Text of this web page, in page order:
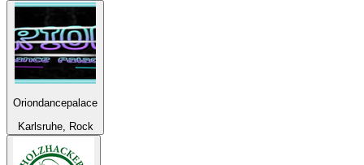
Oriondancepalace
Karlsruhe, Rock